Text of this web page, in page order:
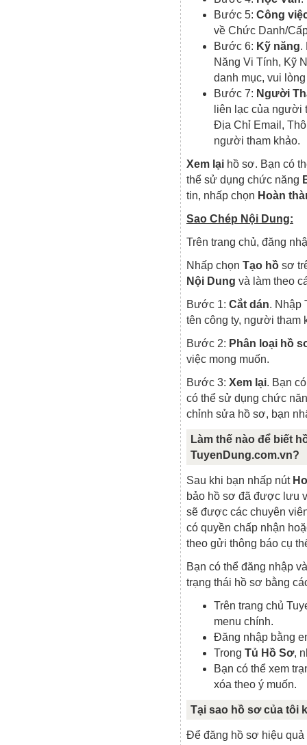
Bước 5: Công
về Chức Danh/
Bước 6: Kỹ năng.
Năng Vi Tính, Kỹ
danh mục, vui
Bước 7: Người
liên lạc của người
Địa Chỉ Email,
người tham khảo.
Xem lại hồ sơ. Bạn có
thể sử dụng chức năng
tin, nhấp chọn Hoàn
Sao Chép Nội Dung:
Trên trang chủ, đăng
Nhấp chọn Tạo hồ sơ
Nội Dung và làm theo
Bước 1: Cắt dán. Nhập
tên công ty, người tham
Bước 2: Phân loại hồ
việc mong muốn.
Bước 3: Xem lại. Bạn
có thể sử dụng chức
chỉnh sửa hồ sơ, bạn
Làm thế nào để biết
TuyenDung.com.vn?
Sau khi bạn nhấp nút
bảo hồ sơ đã được lưu
sẽ được các chuyên
có quyền chấp nhận
theo gửi thông báo cụ
Bạn có thể đăng nhập
trạng thái hồ sơ bằng
Trên trang chủ
menu chính.
Đăng nhập bằng
Trong Tủ Hồ Sơ,
Bạn có thể xem
xóa theo ý muốn.
Tại sao hồ sơ của tôi
Để đăng hồ sơ hiệu quả